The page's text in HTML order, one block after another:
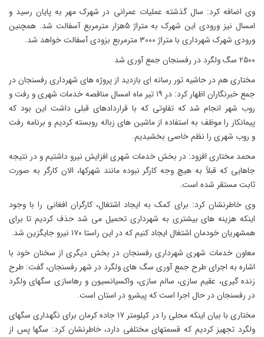
وی اضافه کرد: سال گذشته عملیات عمرانی در شهرک مهر به پایان رسید و
امسال نیز ورودی این شهرک به متراژ ۵هزار مترمربع آسفالت شد. همچنین
ورودی شهرک شهرداری با متراژ ۳۰۰۰ مترمربع بزودی آسفالت خواهد شد.
۲۵۰۰ سگ ولگرد در رفسنجان جمع آوری شد
مختاری هم در حاشیه تور رسانه ای بازدید از پروژه های شهرداری رفسنجان در
جمع خبرنگاران اظهار کرد: در ۱۹ تیر ماه امسال مناقصه خدمات شهری و رفت و
روب شهر انجام شد که تفاوتی که با قراردادهای قبلی داشت این بود که
پیمانکار را موظف به استفاده از ماشین های زباله روبسته کردیم و برنامه رفت
و روب شهری را نظم خاصی بخشیدیم.
محمد مختاری افزود: در بخش خدمات شهری افزایش نیرو داشتیم و در نتیجه
جاهایی که قبلاً به هیچ وجه کارگر نبوده مانند شهرکها، الان کارگر به صورت
ثابت مستقر شده است.
وی خاطرنشان کرد: برای کمک به ایجاد اشتغال، کارگران افغانی را با وجود
اینکه هزینه های بیشتری به شهرداری تحمیل می شد حذف کردیم تا برای
همشهریان خودمان اشتغال ایجاد کنیم که در این راستا ۱۷۰ نیرو جایگزین شد.
معاون خدمات شهری شهرداری رفسنجان در بخش دیگری از سخنان خود با
اشاره به اجرای طرح جمع آوری سگ های ولگرد در شهر رفسنجان، گفت: طرح
زنده گیری، عقیم سازی، سالم سازی، واکسیانسیون و رهاسازی سگهای ولگرد
در رفسنجان در حال اجرا است که پیشرو در استان است.
مختاری با بیان اینکه محلی را در کیلومتر ۱۷ جاده کرمان برای نگهداری سگهای
ولگرد تجهیز کردیم که قسمتهای مختلفی دارد، خاطرنشان کرد: سگها پس از